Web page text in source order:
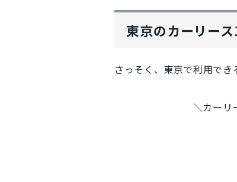
東京のカーリー
さっそく、 東京で利用でき
＼カーリ